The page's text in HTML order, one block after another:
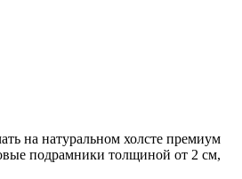
на натуральном холсте премиум
подрамники толщиной от 2 см,